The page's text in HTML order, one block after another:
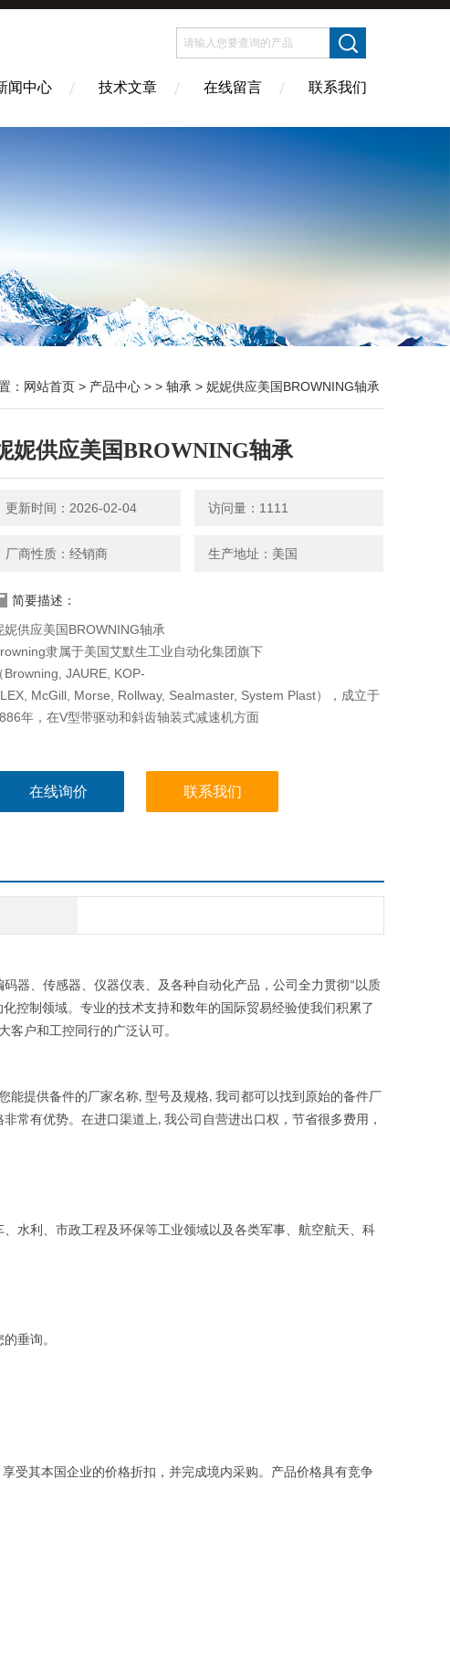
闻中心 技术文章 在线留言 联系我们
： 网站首页 > 产品中心 > > 轴承 > 妮妮供应美国BROWNING轴承
妮供应美国BROWNING轴承
更新时间：2026-02-04 访问量：1111
厂商性质：经销商 生产地址：美国
简要描述：
妮供应美国BROWNING轴承
隶属于美国艾默生工业自动化集团旗下
（Browning, JAURE, KOP-
McGill, Morse, Rollway, Sealmaster, System Plast），成立于
年，在V型带驱动和斜齿轴装式减速机方面
在线询价 联系我们
器、传感器、仪器仪表、及各种自动化产品，公司全力贯彻 “ 以质
控制领域。专业的技术支持和数年的国际贸易经验使我们积累了
户和工控同行的广泛认可。
能提供备件的厂家名称, 型号及规格, 我司都可以找到原始的备件厂
非常有优势。在进口渠道上, 我公司自营进出口权，节省很多费用，
利、市政工程及环保等工业领域以及各类军事、航空航天、科
垂询。
受其本国企业的价格折扣，并完成境内采购。产品价格具有竞争